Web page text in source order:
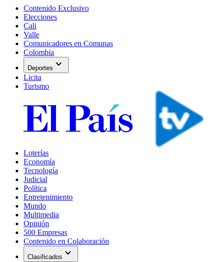
Contenido Exclusivo
Elecciones
Cali
Valle
Comunicadores en Comunas
Colombia
Deportes expand_more
Licita
Turismo
Loterías
Economía
Tecnología
Judicial
Política
Entretenimiento
Mundo
Multimedia
Opinión
500 Empresas
Contenido en Colaboración
Clasificados expand_more